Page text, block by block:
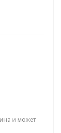
и может